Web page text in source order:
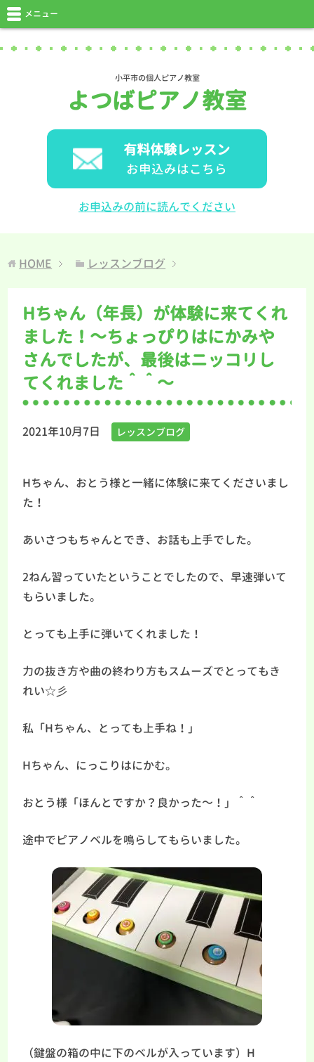
小平市の個人ピアノ教室
よつばピアノ教室
有料体験レッスン
お申込みはこちら
お申込みの前に読んでください
メニュー
HOME レッスンブログ
Hちゃん（年長）が体験に来てくれ
ました！～ちょっぴりはにかみや
さんでしたが、最後はニッコリし
てくれました＾＾～
2021年10月7日 レッスンブログ
Hちゃん、おとう様と一緒に体験に来てくださいまし
た！
あいさつもちゃんとでき、お話も上手でした。
2ねん習っていたということでしたので、早速弾いて
もらいました。
とっても上手に弾いてくれました！
力の抜き方や曲の終わり方もスムーズでとってもき
れい☆彡
私「Hちゃん、とっても上手ね！」
Hちゃん、にっこりはにかむ。
おとう様「ほんとですか？良かった～！」＾＾
途中でピアノベルを鳴らしてもらいました。
（鍵盤の箱の中に下のベルが入っています）H